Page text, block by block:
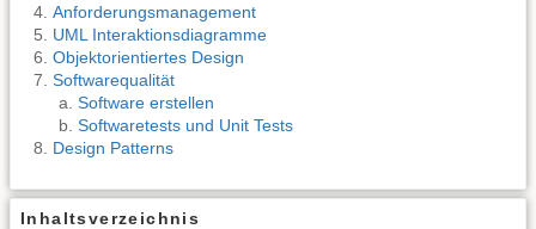
Anforderungsmanagement
UML Interaktionsdiagramme
Objektorientiertes Design
Softwarequalität
Software erstellen
Softwaretests und Unit Tests
Design Patterns
Inhaltsverzeichnis